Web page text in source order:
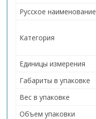
Русское наименование
Категория
Единицы измерения
Габариты в упаковке
Вес в упаковке
Объем упаковки